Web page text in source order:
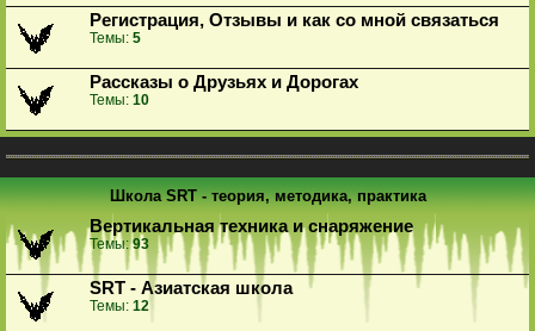
Регистрация, Отзывы и как со мной связаться
Темы: 5
Рассказы о Друзьях и Дорогах
Темы: 10
Школа SRT - теория, методика, практика
Вертикальная техника и снаряжение
Темы:93
SRT - Азиатская школа
Темы: 12